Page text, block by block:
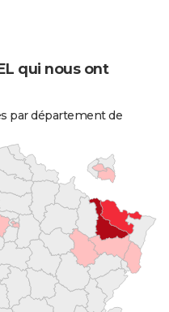
qui nous ont
par département de